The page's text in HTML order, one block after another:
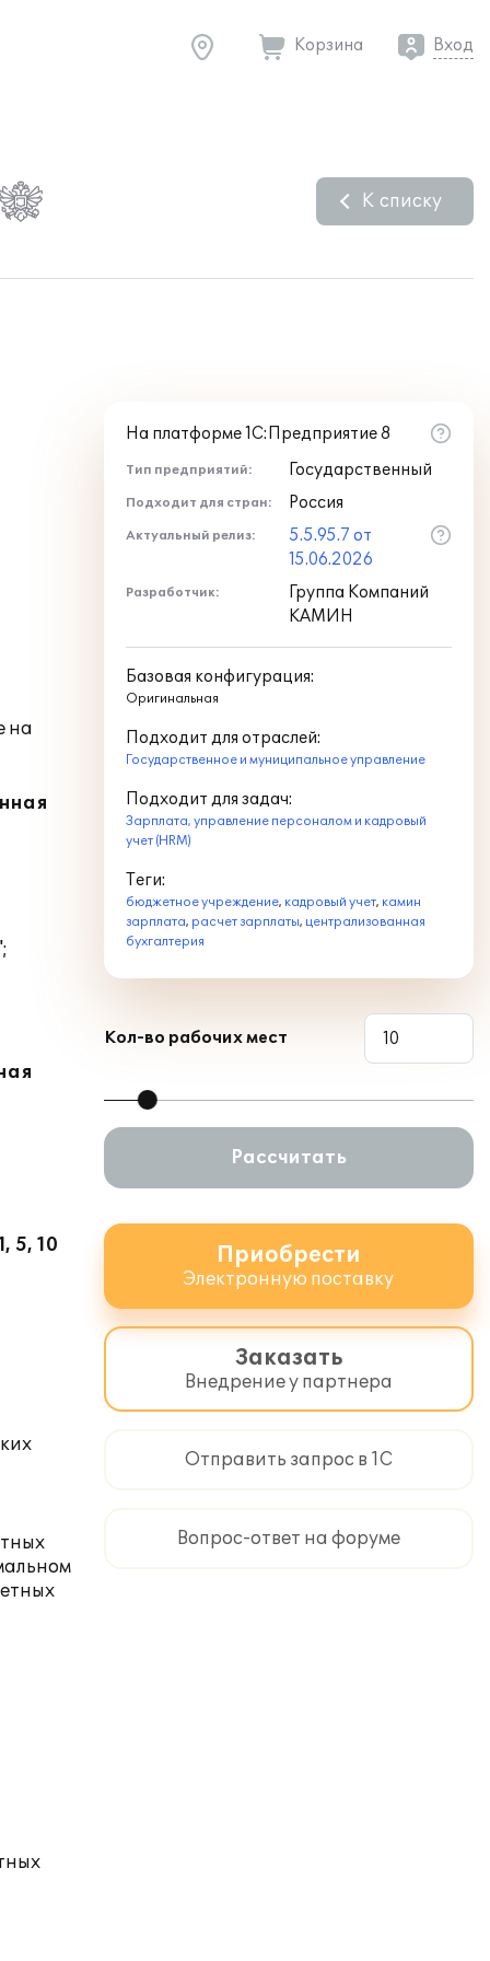
Корзина Вход
К списку
на
5, 10
На платформе 1С:Предприятие 8
Тип предприятий: Государственный
Подходит для стран: Россия
Актуальный релиз:
5.5.95.7 от
15.06.2026
Разработчик:
Группа Компаний
КАМИН
Базовая конфигурация:
Оригинальная
Подходит для отраслей:
Государственное и муниципальное управление
Подходит для задач:
Зарплата, управление персоналом и кадровый
учет (HRM)
Теги:
бюджетное учреждение, кадровый учет, камин
зарплата, расчет зарплаты, централизованная
бухгалтерия
Кол-во рабочих мест
Рассчитать
Приобрести
Электронную поставку
Заказать
Внедрение у партнера
Отправить запрос в 1С
Вопрос-ответ на форуме